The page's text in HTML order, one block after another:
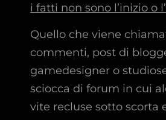
i fatti non sono l’inizio o
Quello che viene
commenti, post di
gamedesigner o
sciocca di forum in cui
vite recluse sotto scorta